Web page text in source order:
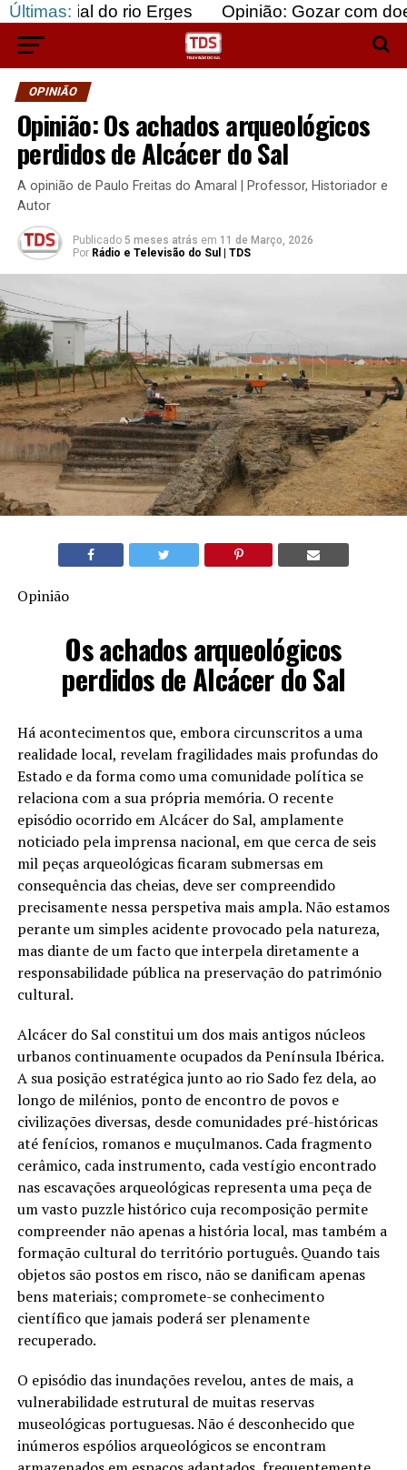
Últimas:
do rio Erges Opinião: Gozar com doentes e
OPINIÃO
Opinião: Os achados arqueológicos
perdidos de Alcácer do Sal
A opinião de Paulo Freitas do Amaral | Professor, Historiador e
Autor
Publicado 5 meses atrás em 11 de Março, 2026
Por Rádio e Televisão do Sul | TDS
Opinião
Os achados arqueológicos
perdidos de Alcácer do Sal
Há acontecimentos que, embora circunscritos a uma
realidade local, revelam fragilidades mais profundas do
Estado e da forma como uma comunidade política se
relaciona com a sua própria memória. O recente
episódio ocorrido em Alcácer do Sal, amplamente
noticiado pela imprensa nacional, em que cerca de seis
mil peças arqueológicas ficaram submersas em
consequência das cheias, deve ser compreendido
precisamente nessa perspetiva mais ampla. Não estamos
perante um simples acidente provocado pela natureza,
mas diante de um facto que interpela diretamente a
responsabilidade pública na preservação do património
cultural.
Alcácer do Sal constitui um dos mais antigos núcleos
urbanos continuamente ocupados da Península Ibérica.
A sua posição estratégica junto ao rio Sado fez dela, ao
longo de milénios, ponto de encontro de povos e
civilizações diversas, desde comunidades pré-históricas
até fenícios, romanos e muçulmanos. Cada fragmento
cerâmico, cada instrumento, cada vestígio encontrado
nas escavações arqueológicas representa uma peça de
um vasto puzzle histórico cuja recomposição permite
compreender não apenas a história local, mas também a
formação cultural do território português. Quando tais
objetos são postos em risco, não se danificam apenas
bens materiais; compromete-se conhecimento
científico que jamais poderá ser plenamente
recuperado.
O episódio das inundações revelou, antes de mais, a
vulnerabilidade estrutural de muitas reservas
museológicas portuguesas. Não é desconhecido que
inúmeros espólios arqueológicos se encontram